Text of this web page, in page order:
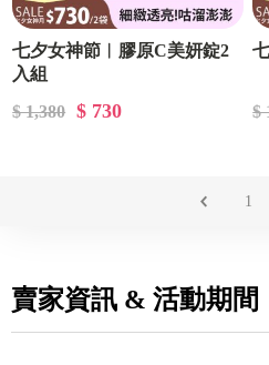
七夕女神節︱膠原C美妍錠2
入組
$ 1,380
$ 730 $
1
賣家資訊 & 活動期間